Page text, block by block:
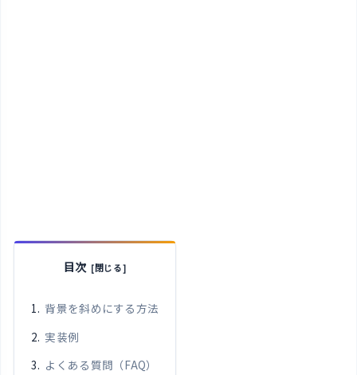
目次
背景を斜めにする方法
実装例
よくある質問（FAQ）